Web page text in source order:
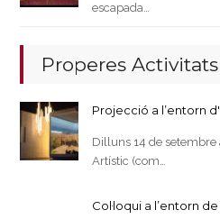
escapada…
Properes Activitats
Projecció a l’entorn
Dilluns 14 de setembre
Artístic (com…
Col·loqui a l’entorn